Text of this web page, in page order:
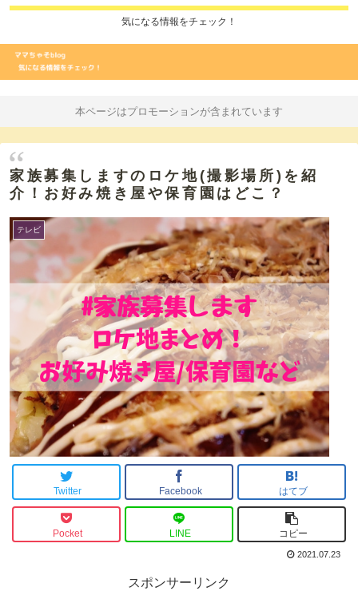
気になる情報をチェック！
本ページはプロモーションが含まれています
家族募集しますのロケ地(撮影場所)を紹
介！お好み焼き屋や保育園はどこ？
テレビ
Twitter Facebook はてブ
Pocket LINE コピー
2021.07.23
スポンサーリンク